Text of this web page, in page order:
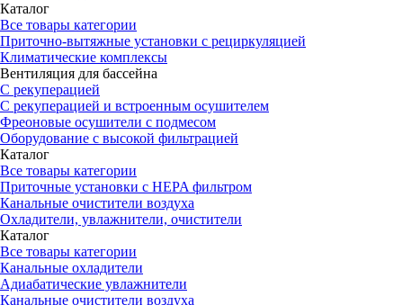
Каталог
Все товары категории
Приточно-вытяжные установки с рециркуляцией
Климатические комплексы
Вентиляция для бассейна
С рекуперацией
С рекуперацией и встроенным осушителем
Фреоновые осушители с подмесом
Оборудование с высокой фильтрацией
Каталог
Все товары категории
Приточные установки c HEPA фильтром
Канальные очистители воздуха
Охладители, увлажнители, очистители
Каталог
Все товары категории
Канальные охладители
Адиабатические увлажнители
Канальные очистители воздуха